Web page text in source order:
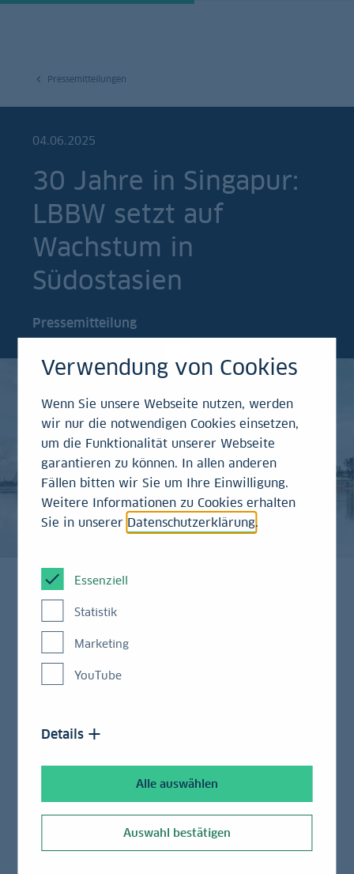
Pressemitteilungen
04.06.2025
30 Jahre in Singapur:
LBBW setzt auf
Wachstum in
Südostasien
Pressemitteilung
Doppeljubiläum in Singapur: LBBW-
Niederlassung und German Centre seit drei
Jahrzehnten nah am Kunden
Niederlassung steuert LBBW-Standorte in der
Wirtschaftsraum Südostasien bleibt wichtige
Es ist der größte Standort der Bank in Asien: Mit
Verwendung von Cookies
Wenn Sie unsere Webseite nutzen, werden
wir nur die notwendigen Cookies einsetzen,
um die Funktionalität unserer Webseite
garantieren zu können. In allen anderen
Fällen bitten wir Sie um Ihre Einwilligung.
Weitere Informationen zu Cookies erhalten
Sie in unserer Datenschutzerklärung.
Essenziell
Statistik
Marketing
YouTube
Details
Alle auswählen
Auswahl bestätigen